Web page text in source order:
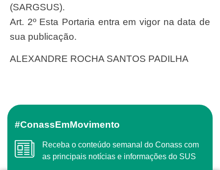
(SARGSUS).
Art. 2º Esta Portaria entra em vigor na data de
sua publicação.
ALEXANDRE ROCHA SANTOS PADILHA
#ConassEmMovimento
Receba o conteúdo semanal do Conass com
as principais notícias e informações do SUS